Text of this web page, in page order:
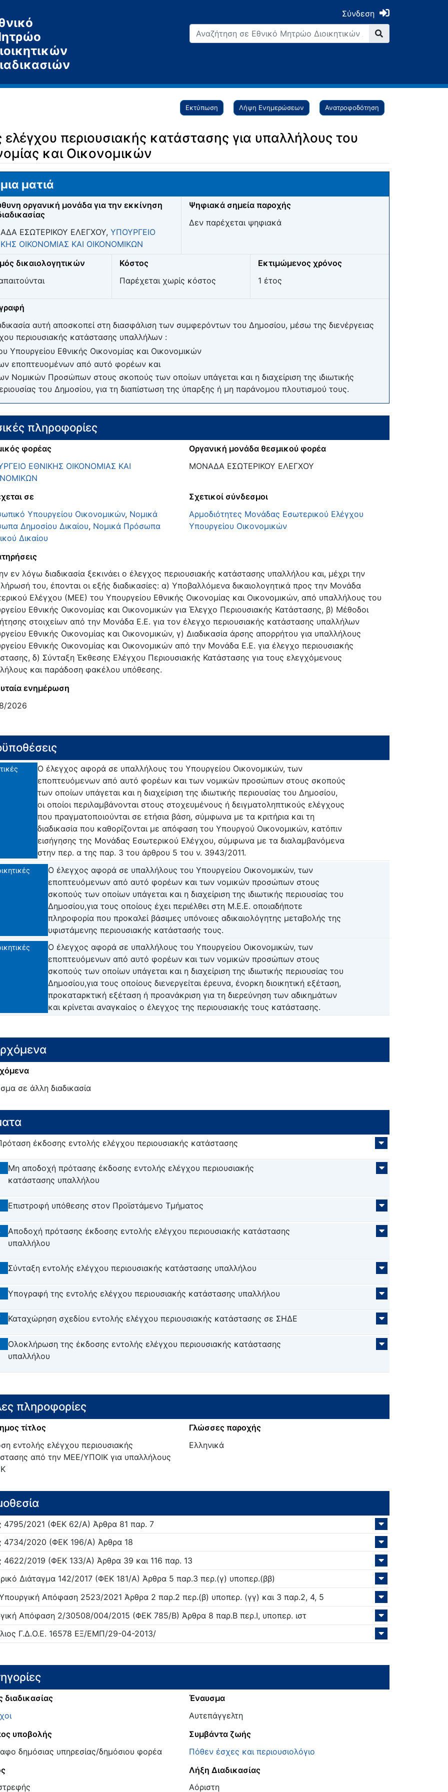
Σύνδεση
Εκτύπωση Λήψη Ενημερώσεων Ανατροφοδότηση
περιουσιακής κατάστασης για υπαλλήλους του
και Οικονομικών
ματιά
οργανική μονάδα για την εκκίνηση
ΕΣΩΤΕΡΙΚΟΥ ΕΛΕΓΧΟΥ, ΥΠΟΥΡΓΕΙΟ
ΟΙΚΟΝΟΜΙΑΣ ΚΑΙ ΟΙΚΟΝΟΜΙΚΩΝ
Ψηφιακά σημεία παροχής
Δεν παρέχεται ψηφιακά
δικαιολογητικών
Κόστος
Παρέχεται χωρίς κόστος
Εκτιμώμενος χρόνος
1 έτος
αυτή αποσκοπεί στη διασφάλιση των συμφερόντων του Δημοσίου, μέσω της διενέργειας
περιουσιακής κατάστασης υπαλλήλων :
Υπουργείου Εθνικής Οικονομίας και Οικονομικών
εποπτευομένων από αυτό φορέων και
Νομικών Προσώπων στους σκοπούς των οποίων υπάγεται και η διαχείριση της ιδιωτικής
του Δημοσίου, για τη διαπίστωση της ύπαρξης ή μη παράνομου πλουτισμού τους.
πληροφορίες
φορέας
ΕΘΝΙΚΗΣ ΟΙΚΟΝΟΜΙΑΣ ΚΑΙ
Οργανική μονάδα θεσμικού φορέα
ΜΟΝΑΔΑ ΕΣΩΤΕΡΙΚΟΥ ΕΛΕΓΧΟΥ
σε
Υπουργείου Οικονομικών, Νομικά
Δημοσίου Δικαίου, Νομικά Πρόσωπα
Δικαίου
Σχετικοί σύνδεσμοι
Αρμοδιότητες Μονάδας Εσωτερικού Ελέγχου
Υπουργείου Οικονομικών
εν λόγω διαδικασία ξεκινάει ο έλεγχος περιουσιακής κατάστασης υπαλλήλου και, μέχρι την
του, έπονται οι εξής διαδικασίες: α) Υποβαλλόμενα δικαιολογητικά προς την Μονάδα
Ελέγχου (ΜΕΕ) του Υπουργείου Εθνικής Οικονομίας και Οικονομικών, από υπαλλήλους του
Εθνικής Οικονομίας και Οικονομικών για Έλεγχο Περιουσιακής Κατάστασης, β) Μέθοδοι
στοιχείων από την Μονάδα Ε.Ε. για τον έλεγχο περιουσιακής κατάστασης υπαλλήλων
Εθνικής Οικονομίας και Οικονομικών, γ) Διαδικασία άρσης απορρήτου για υπαλλήλους
Εθνικής Οικονομίας και Οικονομικών από την Μονάδα Ε.Ε. για έλεγχο περιουσιακής
δ) Σύνταξη Έκθεσης Ελέγχου Περιουσιακής Κατάστασης για τους ελεγχόμενους
και παράδοση φακέλου υπόθεσης.
ενημέρωση
2026
Ο έλεγχος αφορά σε υπαλλήλους του Υπουργείου Οικονομικών, των
εποπτευόμενων από αυτό φορέων και των νομικών προσώπων στους σκοπούς
των οποίων υπάγεται και η διαχείριση της ιδιωτικής περιουσίας του Δημοσίου,
οι οποίοι περιλαμβάνονται στους στοχευμένους ή δειγματοληπτικούς ελέγχους
που πραγματοποιούνται σε ετήσια βάση, σύμφωνα με τα κριτήρια και τη
διαδικασία που καθορίζονται με απόφαση του Υπουργού Οικονομικών, κατόπιν
εισήγησης της Μονάδας Εσωτερικού Ελέγχου, σύμφωνα με τα διαλαμβανόμενα
στην περ. α της παρ. 3 του άρθρου 5 του ν. 3943/2011.
Ο έλεγχος αφορά σε υπαλλήλους του Υπουργείου Οικονομικών, των
εποπτευόμενων από αυτό φορέων και των νομικών προσώπων στους
σκοπούς των οποίων υπάγεται και η διαχείριση της ιδιωτικής περιουσίας του
Δημοσίου,για τους οποίους έχει περιέλθει στη Μ.Ε.Ε. οποιαδήποτε
πληροφορία που προκαλεί βάσιμες υπόνοιες αδικαιολόγητης μεταβολής της
υφιστάμενης περιουσιακής κατάστασής τους.
Ο έλεγχος αφορά σε υπαλλήλους του Υπουργείου Οικονομικών, των
εποπτευόμενων από αυτό φορέων και των νομικών προσώπων στους
σκοπούς των οποίων υπάγεται και η διαχείριση της ιδιωτικής περιουσίας του
Δημοσίου,για τους οποίους διενεργείται έρευνα, ένορκη διοικητική εξέταση,
προκαταρκτική εξέταση ή προανάκριση για τη διερεύνηση των αδικημάτων
και κρίνεται αναγκαίος ο έλεγχος της περιουσιακής τους κατάστασης.
σε άλλη διαδικασία
έκδοσης εντολής ελέγχου περιουσιακής κατάστασης
Μη αποδοχή πρότασης έκδοσης εντολής ελέγχου περιουσιακής
κατάστασης υπαλλήλου
Επιστροφή υπόθεσης στον Προϊστάμενο Τμήματος
Αποδοχή πρότασης έκδοσης εντολής ελέγχου περιουσιακής κατάστασης
υπαλλήλου
Σύνταξη εντολής ελέγχου περιουσιακής κατάστασης υπαλλήλου
Υπογραφή της εντολής ελέγχου περιουσιακής κατάστασης υπαλλήλου
Καταχώρηση σχεδίου εντολής ελέγχου περιουσιακής κατάστασης σε ΣΗΔΕ
Ολοκλήρωση της έκδοσης εντολής ελέγχου περιουσιακής κατάστασης
υπαλλήλου
πληροφορίες
τίτλος
εντολής ελέγχου περιουσιακής
από την ΜΕΕ/ΥΠΟΙΚ για υπαλλήλους
Γλώσσες παροχής
Ελληνικά
4795/2021 (ΦΕΚ 62/Α) Άρθρα 81 παρ. 7
4734/2020 (ΦΕΚ 196/Α) Άρθρα 18
4622/2019 (ΦΕΚ 133/Α) Άρθρα 39 και 116 παρ. 13
Διάταγμα142/2017(ΦΕΚ 181/Α) Άρθρα 5 παρ.3 περ.(γ) υποπερ.(ββ)
Απόφαση2523/2021 Άρθρα 2 παρ.2 περ.(β) υποπερ. (γγ) και 3 παρ.2, 4, 5
Απόφαση2/30508/004/2015 (ΦΕΚ 785/Β) Άρθρα 8 παρ.Β περ.Ι, υποπερ. ιστ
Γ.Δ.Ο.Ε. 16578 ΕΞ/ΕΜΠ/29-04-2013/
διαδικασίας
Έναυσμα
Αυτεπάγγελτη
υποβολής
δημόσιας υπηρεσίας/δημόσιου φορέα
Συμβάντα ζωής
Πόθεν έσχες και περιουσιολόγιο
Λήξη Διαδικασίας
Αόριστη